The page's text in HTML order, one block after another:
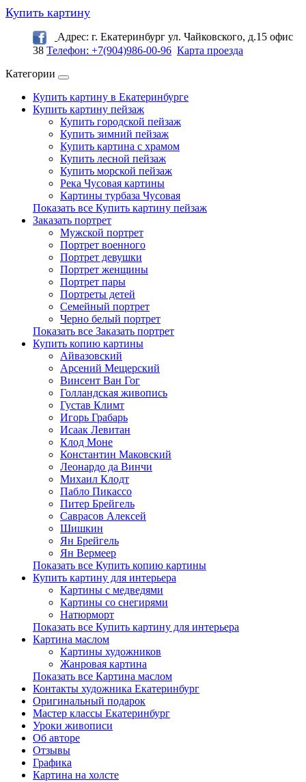
Купить картину
Адрес: г. Екатеринбург ул. Чайковского, д.15 офис
38 Телефон: +7(904)986-00-96 Карта проезда
Категории
Купить картину в Екатеринбурге
Купить картину пейзаж
Купить городской пейзаж
Купить зимний пейзаж
Купить картина с храмом
Купить лесной пейзаж
Купить морской пейзаж
Река Чусовая картины
Картины турбаза Чусовая
Показать все Купить картину пейзаж
Заказать портрет
Мужской портрет
Портрет военного
Портрет девушки
Портрет женщины
Портрет пары
Портреты детей
Семейный портрет
Черно белый портрет
Показать все Заказать портрет
Купить копию картины
Айвазовский
Арсений Мещерский
Винсент Ван Гог
Голландская живопись
Густав Климт
Игорь Грабарь
Исаак Левитан
Клод Моне
Константин Маковский
Леонардо да Винчи
Михаил Клодт
Пабло Пикассо
Питер Брейгель
Саврасов Алексей
Шишкин
Ян Брейгель
Ян Вермеер
Показать все Купить копию картины
Купить картину для интерьера
Картины с медведями
Картины со снегирями
Натюрморт
Показать все Купить картину для интерьера
Картина маслом
Картины художников
Жанровая картина
Показать все Картина маслом
Контакты художника Екатеринбург
Оригинальный подарок
Мастер классы Екатеринбург
Уроки живописи
Об авторе
Отзывы
Графика
Картина на холсте